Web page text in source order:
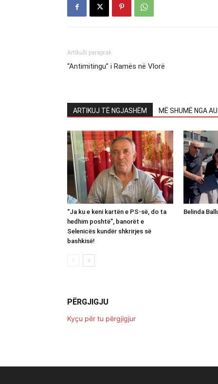
Artikulli paraprak
“Antimitingu” i Ramës në Vlorë
ARTIKUJ TË NGJASHËM MË SHUMË NGA
“Ja ku e keni kartën e PS-së, do ta
hedhim poshtë”, banorët e
Selenicës kundër shkrirjes së
bashkisë!
Belinda
PËRGJIGJU
Kyçu për tu përgjigjur